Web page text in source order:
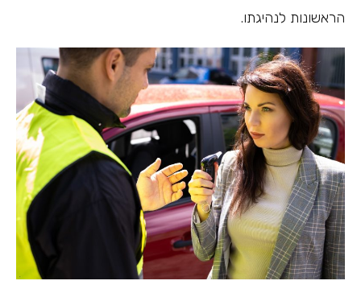
הראשונות לנהיגתו.